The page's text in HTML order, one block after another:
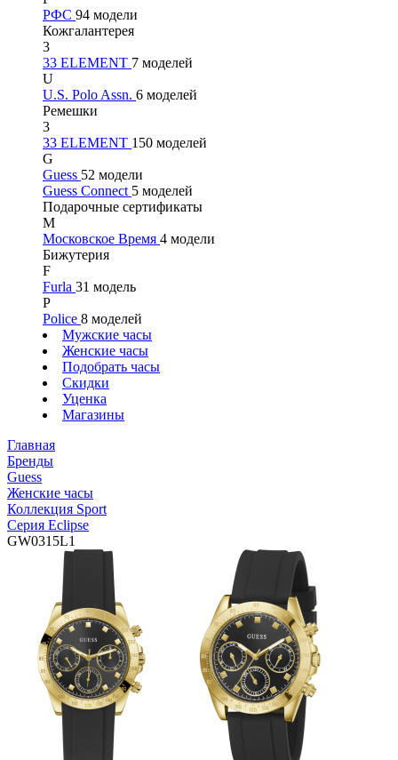
РФС 94 модели
Кожгалантерея
3
33 ELEMENT 7 моделей
U
U.S. Polo Assn. 6 моделей
Ремешки
3
33 ELEMENT 150 моделей
G
Guess 52 модели
Guess Connect 5 моделей
Подарочные сертификаты
М
Московское Время 4 модели
Бижутерия
F
Furla 31 модель
P
Police 8 моделей
Мужские часы
Женские часы
Подобрать часы
Скидки
Уценка
Магазины
Главная
Бренды
Guess
Женские часы
Коллекция Sport
Серия Eclipse
GW0315L1